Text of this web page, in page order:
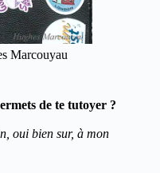
Marcouyau
de te tutoyer ?
oui bien sur, à mon